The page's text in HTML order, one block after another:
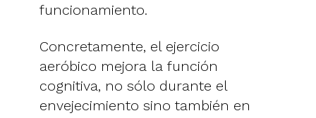
funcionamiento.
Concretamente, el ejercicio
aeróbico mejora la función
cognitiva, no sólo durante el
envejecimiento sino también en